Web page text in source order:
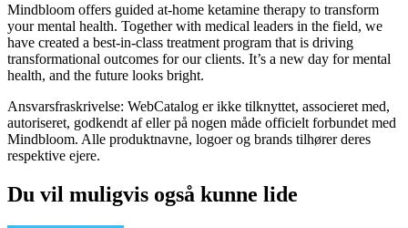
Mindbloom offers guided at-home ketamine therapy to transform
your mental health. Together with medical leaders in the field, we
have created a best-in-class treatment program that is driving
transformational outcomes for our clients. It’s a new day for mental
health, and the future looks bright.
Ansvarsfraskrivelse: WebCatalog er ikke tilknyttet, associeret med,
autoriseret, godkendt af eller på nogen måde officielt forbundet med
Mindbloom. Alle produktnavne, logoer og brands tilhører deres
respektive ejere.
Du vil muligvis også kunne lide